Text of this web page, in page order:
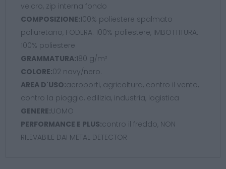
velcro, zip interna fondo
COMPOSIZIONE:100% poliestere spalmato
poliuretano, FODERA: 100% poliestere, IMBOTTITURA:
100% poliestere
GRAMMATURA:180 g/m²
COLORE:02 navy/nero.
AREA D'USO:aeroporti, agricoltura, contro il vento,
contro la pioggia, edilizia, industria, logistica
GENERE:UOMO
PERFORMANCE E PLUS:contro il freddo, NON
RILEVABILE DAI METAL DETECTOR